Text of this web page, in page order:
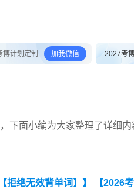
博计划定制 加我微信 2027考
下面小编为大家整理了详细内
拒绝无效背单词】】
【2026